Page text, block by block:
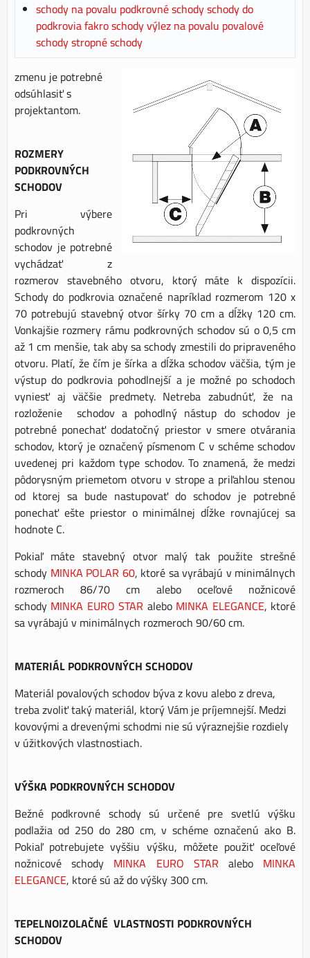
schody na povalu podkrovné schody schody do
podkrovia fakro schody výlez na povalu povalové
schody stropné schody
zmenu je potrebné
odsúhlasiť s
projektantom.
ROZMERY
PODKROVNÝCH
SCHODOV
Pri výbere
podkrovných
schodov je potrebné
vychádzať z
rozmerov stavebného otvoru, ktorý máte k dispozícii.
Schody do podkrovia označené napríklad rozmerom 120 x
70 potrebujú stavebný otvor šírky 70 cm a dĺžky 120 cm.
Vonkajšie rozmery rámu podkrovných schodov sú o 0,5 cm
až 1 cm menšie, tak aby sa schody zmestili do pripraveného
otvoru. Platí, že čím je šírka a dĺžka schodov väčšia, tým je
výstup do podkrovia pohodlnejší a je možné po schodoch
vyniesť aj väčšie predmety. Netreba zabudnúť, že na
rozloženie schodov a pohodlný nástup do schodov je
potrebné ponechať dodatočný priestor v smere otvárania
schodov, ktorý je označený písmenom C v schéme schodov
uvedenej pri každom type schodov. To znamená, že medzi
pôdorysným priemetom otvoru v strope a priľahlou stenou
od ktorej sa bude nastupovať do schodov je potrebné
ponechať ešte priestor o minimálnej dĺžke rovnajúcej sa
hodnote C.
Pokiaľ máte stavebný otvor malý tak použite strešné
schody MINKA POLAR 60, ktoré sa vyrábajú v minimálnych
rozmeroch 86/70 cm alebo oceľové nožnicové
schody MINKA EURO STAR alebo MINKA ELEGANCE, ktoré
sa vyrábajú v minimálnych rozmeroch 90/60 cm.
MATERIÁL PODKROVNÝCH SCHODOV
Materiál povalových schodov býva z kovu alebo z dreva,
treba zvoliť taký materiál, ktorý Vám je príjemnejší. Medzi
kovovými a drevenými schodmi nie sú výraznejšie rozdiely
v úžitkových vlastnostiach.
VÝŠKA PODKROVNÝCH SCHODOV
Bežné podkrovné schody sú určené pre svetlú výšku
podlažia od 250 do 280 cm, v schéme označenú ako B.
Pokiaľ potrebujete vyššiu výšku, môžete použiť oceľové
nožnicové schody MINKA EURO STAR alebo MINKA
ELEGANCE, ktoré sú až do výšky 300 cm.
TEPELNOIZOLAČNÉ VLASTNOSTI PODKROVNÝCH
SCHODOV